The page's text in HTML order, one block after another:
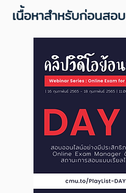
เนื้อหาสำหรับก่อนสอบ